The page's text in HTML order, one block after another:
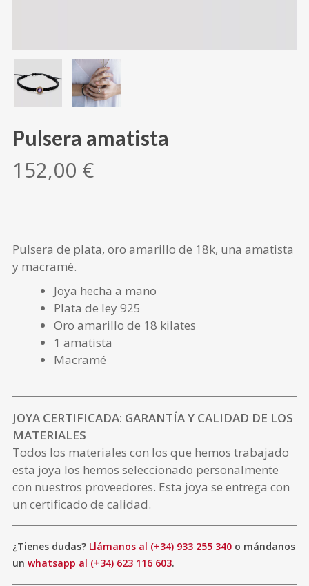
Pulsera amatista
152,00 €
Pulsera de plata, oro amarillo de 18k, una amatista
y macramé.
Joya hecha a mano
Plata de ley 925
Oro amarillo de 18 kilates
1 amatista
Macramé
JOYA CERTIFICADA: GARANTÍA Y CALIDAD DE LOS
MATERIALES
Todos los materiales con los que hemos trabajado
esta joya los hemos seleccionado personalmente
con nuestros proveedores. Esta joya se entrega con
un certificado de calidad.
¿Tienes dudas? Llámanos al (+34) 933 255 340 o mándanos
un whatsapp al (+34) 623 116 603.